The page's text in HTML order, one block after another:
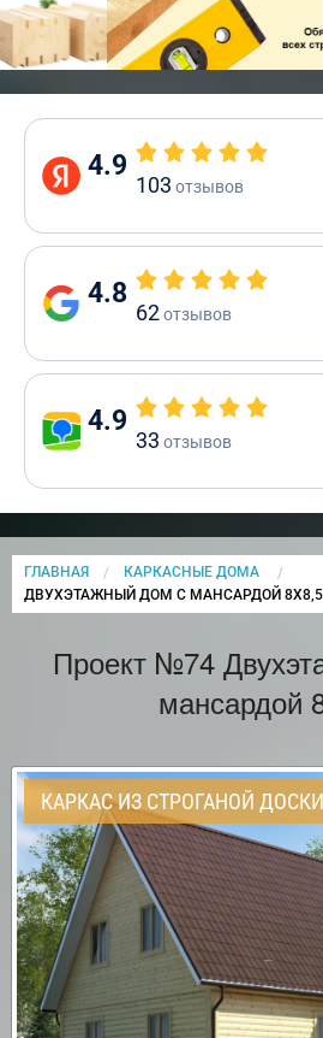
4.9
103 отзывов
4.8
62отзывов
4.9
33 отзывов
ГЛАВНАЯ
КАРКАСНЫЕ ДОМА
CURRENT:
ДВУХЭТАЖНЫЙ ДОМ С МАНСАРДОЙ 8Х8,5
Проект №74
мансардой
КАРКАС ИЗ СТРОГАНОЙ ДОСКИ